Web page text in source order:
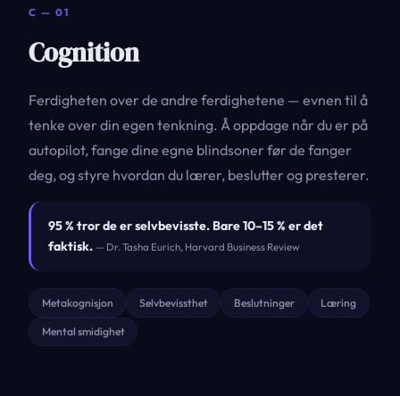
C — 01
Cognition
Ferdigheten over de andre ferdighetene — evnen til å
tenke over din egen tenkning. Å oppdage når du er på
autopilot, fange dine egne blindsoner før de fanger
deg, og styre hvordan du lærer, beslutter og presterer.
95 % tror de er selvbevisste. Bare 10–15 % er det
faktisk. — Dr. Tasha Eurich, Harvard Business Review
Metakognisjon Selvbevissthet Beslutninger Læring
Mental smidighet